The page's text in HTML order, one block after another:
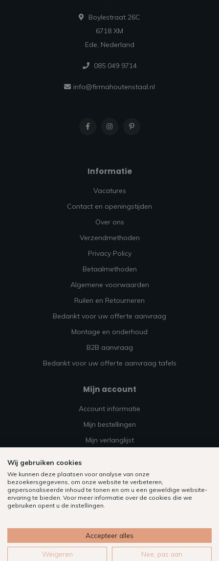
Boylestraat 26C
6718 XM
Ede, Nederland
085 049 9714
info@firmahoutenstaal.nl
Informatie
Vacatures
Contact en openingstijden
Over ons
Verzendmethoden
Privacy Policy
Betaalmethoden
Algemene voorwaarden
Ruilen en Retourneren
Bedankt voor uw offerte aanvraag
Montage en onderhoud
B2B aanvraag
Bedankt voor uw offerte aanvraag tafels
Mijn account
Account informatie
Mijn bestellingen
Mijn verlanglijst
Alle producten
Wij gebruiken cookies
We kunnen deze plaatsen voor analyse van onze
bezoekersgegevens, om onze website te verbeteren,
gepersonaliseerde inhoud te tonen en om u een geweldige website-
ervaring te bieden. Voor meer informatie over de cookies die we
gebruiken opent u de instellingen.
Accepteer alles
Weigeren Nee, pas aan